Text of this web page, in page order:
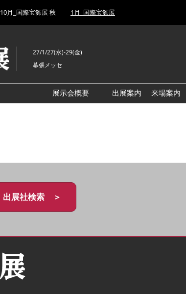
10月_国際宝飾展 秋 1月_国際宝飾展
27/1/27(水)-29(金)
幕張メッセ
展示会概要
出展案内
来場案内
出展社検索 ＞